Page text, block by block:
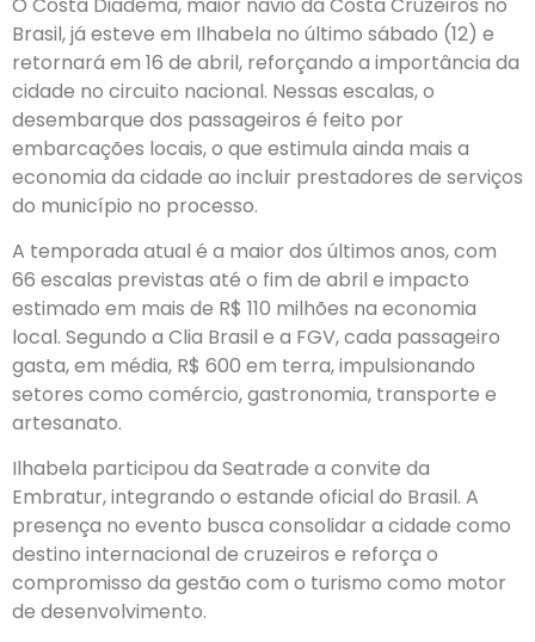
Brasil, já esteve em Ilhabela no último sábado (12) e
retornará em 16 de abril, reforçando a importância da
cidade no circuito nacional. Nessas escalas, o
desembarque dos passageiros é feito por
embarcações locais, o que estimula ainda mais a
economia da cidade ao incluir prestadores de serviços
do município no processo.
A temporada atual é a maior dos últimos anos, com
66 escalas previstas até o fim de abril e impacto
estimado em mais de R$ 110 milhões na economia
local. Segundo a Clia Brasil e a FGV, cada passageiro
gasta, em média, R$ 600 em terra, impulsionando
setores como comércio, gastronomia, transporte e
artesanato.
Ilhabela participou da Seatrade a convite da
Embratur, integrando o estande oficial do Brasil. A
presença no evento busca consolidar a cidade como
destino internacional de cruzeiros e reforça o
compromisso da gestão com o turismo como motor
de desenvolvimento.